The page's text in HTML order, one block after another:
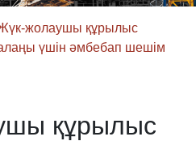
жолаушы құрылыс
үшін әмбебап шешім
құрылыс